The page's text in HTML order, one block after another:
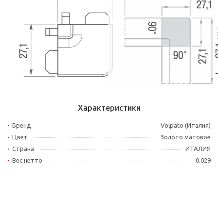
Характеристики
Бренд
Volpato (Италия)
Цвет
Золото матовое
Страна
ИТАЛИЯ
Вес нетто
0.029